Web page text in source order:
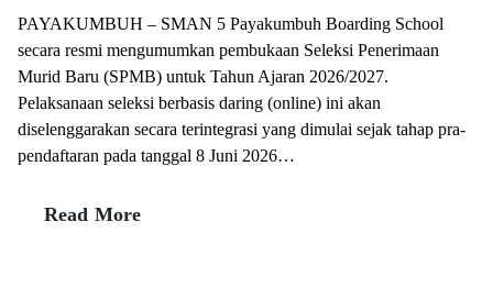
PAYAKUMBUH – SMAN 5 Payakumbuh Boarding School
secara resmi mengumumkan pembukaan Seleksi Penerimaan
Murid Baru (SPMB) untuk Tahun Ajaran 2026/2027.
Pelaksanaan seleksi berbasis daring (online) ini akan
diselenggarakan secara terintegrasi yang dimulai sejak tahap pra-
pendaftaran pada tanggal 8 Juni 2026…
Read More